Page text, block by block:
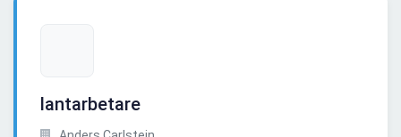
lantarbetare